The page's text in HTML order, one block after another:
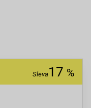
Sleva 17 %